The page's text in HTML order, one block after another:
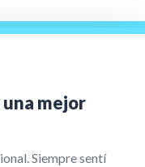
mejor
Siempre sentí